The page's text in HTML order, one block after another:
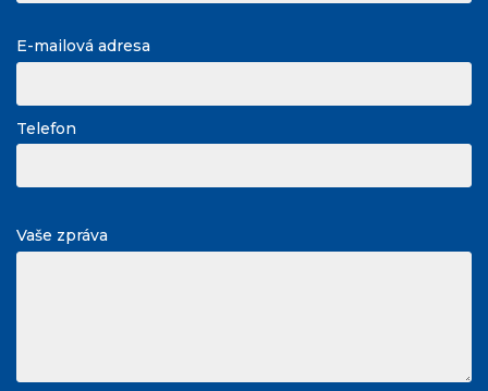
E-mailová adresa
Telefon
Vaše zpráva